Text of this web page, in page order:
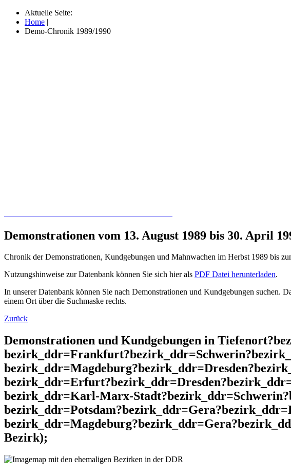
Aktuelle Seite:
Home |
Demo-Chronik 1989/1990
Demonstrationen vom 13. August 1989 bis 30. April
Chronik der Demonstrationen, Kundgebungen und Mahnwachen im Herbst 1989 bis
Nutzungshinweise zur Datenbank können Sie sich hier als PDF Datei herunterladen.
In unserer Datenbank können Sie nach Demonstrationen und Kundgebungen suchen.
einem Ort über die Suchmaske rechts.
Zurück
Demonstrationen und Kundgebungen in
bezirk_ddr=Karl-Marx-
Bezirk);